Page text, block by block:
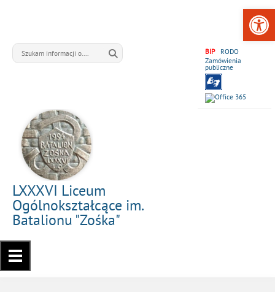
BIP
RODO
Zamówienia
publiczne
LXXXVI Liceum
Ogólnokształcące im.
Batalionu "Zośka"